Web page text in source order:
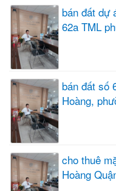
bán đất dự
62a TML
bán đất số
Hoàng,
cho thuê
Hoàng